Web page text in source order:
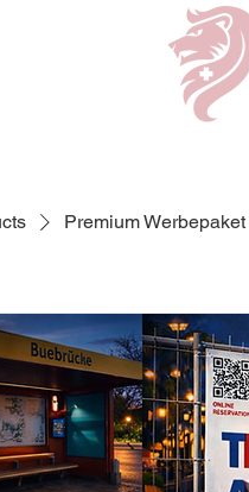
Premium Werbepaket